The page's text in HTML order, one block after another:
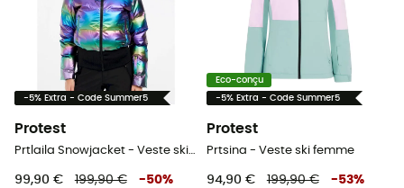
-5% Extra - Code Summer5
Protest
Prtlaila Snowjacket - Veste ski femme
99,90 € 199,90 € -50%
Eco-conçu
-5% Extra - Code Summer5
Protest
Prtsina - Veste ski femme
94,90 € 199,90 € -53%